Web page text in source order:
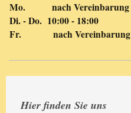
Mo. nach Vereinbarung
Di. - Do. 10:00 - 18:00
Fr. nach Vereinbarung
Hier finden Sie uns